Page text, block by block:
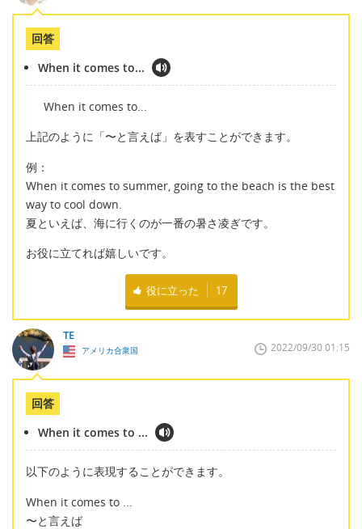
回答
When it comes to...
When it comes to...
上記のように「〜と言えば」を表すことができます。
例：
When it comes to summer, going to the beach is the best
way to cool down.
夏といえば、海に行くのが一番の暑さ凌ぎです。
お役に立てれば嬉しいです。
役に立った 17
TE
アメリカ合衆国 2022/09/30 01:15
回答
When it comes to ...
以下のように表現することができます。
When it comes to ...
〜と言えば